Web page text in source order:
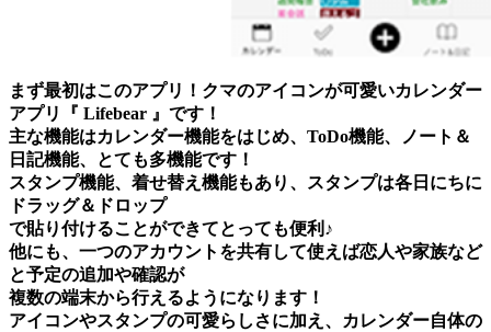
まず最初はこのアプリ！クマのアイコンが可愛いカレンダー
アプリ『 Lifebear 』です！
主な機能はカレンダー機能をはじめ、ToDo機能、ノート＆
日記機能、とても多機能です！
スタンプ機能、着せ替え機能もあり、スタンプは各日にちに
ドラッグ＆ドロップ
で貼り付けることができてとっても便利♪
他にも、一つのアカウントを共有して使えば恋人や家族など
と予定の追加や確認が
複数の端末から行えるようになります！
アイコンやスタンプの可愛らしさに加え、カレンダー自体の